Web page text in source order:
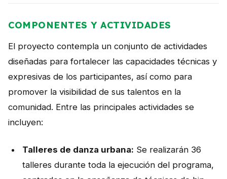
COMPONENTES Y ACTIVIDADES
El proyecto contempla un conjunto de actividades
diseñadas para fortalecer las capacidades técnicas y
expresivas de los participantes, así como para
promover la visibilidad de sus talentos en la
comunidad. Entre las principales actividades se
incluyen:
Talleres de danza urbana: Se realizarán 36
talleres durante toda la ejecución del programa,